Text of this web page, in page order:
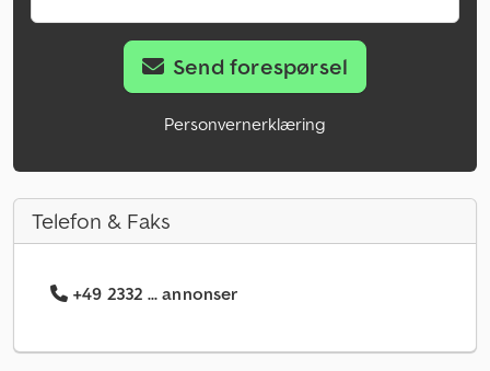
Send forespørsel
Personvernerklæring
Telefon & Faks
+49 2332 ... annonser